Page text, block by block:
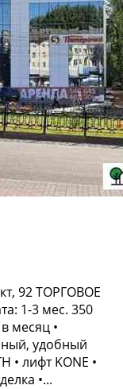
92 TОРГОВОЕ
1-3 мeс. 350
месяц •
удобный
• лифт KONЕ •
•...